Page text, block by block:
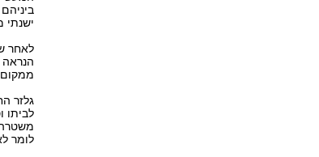
ישנתי
לאחר
הנראה
ממקום
גלזר
לביתו
לומר